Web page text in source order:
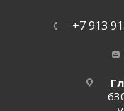
+7 913